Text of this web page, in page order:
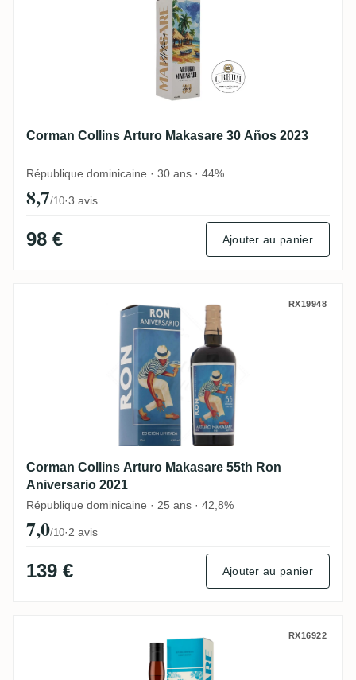
Corman Collins Arturo Makasare 30 Años 2023
République dominicaine · 30 ans · 44%
8,7/10·3 avis
98 € Ajouter au panier
Corman Collins Arturo Makasare 55th
RX19948
Corman Collins Arturo Makasare 55th Ron
Aniversario 2021
République dominicaine · 25 ans · 42,8%
7,0/10·2 avis
139 € Ajouter au panier
Corman Collins Arturo Makasare Reserva
RX16922